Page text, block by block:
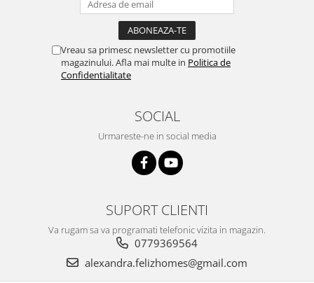
Vreau sa primesc newsletter cu promotiile
magazinului. Afla mai multe in Politica de
Confidentialitate
SOCIAL
Urmareste-ne in social media
SUPORT CLIENTI
Va rugam sa va programati telefonic vizita in magazin.
0779369564
alexandra.felizhomes@gmail.com